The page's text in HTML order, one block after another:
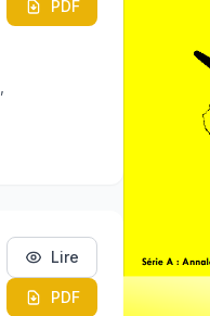
PDF
Lire
PDF